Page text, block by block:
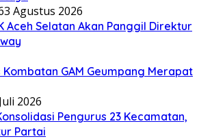
3 Agustus 2026
Aceh Selatan Akan Panggil Direktur
Kombatan GAM Geumpang Merapat
2026
Pengurus 23 Kecamatan,
Partai